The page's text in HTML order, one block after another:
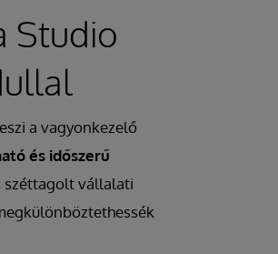
Studio
a vagyonkezelő
és időszerű
széttagolt vállalati